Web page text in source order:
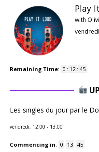
Play
with
Remaining Time: 0 : 12 : 44
Les singles du jour par le
vendredi, 12:00 - 13:00
Commencing in: 0 : 13 : 44